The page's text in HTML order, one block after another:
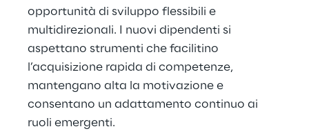
opportunità di sviluppo flessibili e
multidirezionali. I nuovi dipendenti si
aspettano strumenti che facilitino
l’acquisizione rapida di competenze,
mantengano alta la motivazione e
consentano un adattamento continuo ai
ruoli emergenti.